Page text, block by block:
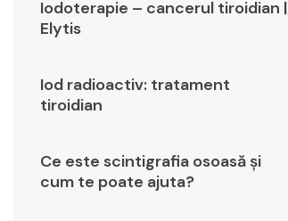
Iodoterapie – cancerul tiroidian |
Elytis
Iod radioactiv: tratament
tiroidian
Ce este scintigrafia osoasă și
cum te poate ajuta?